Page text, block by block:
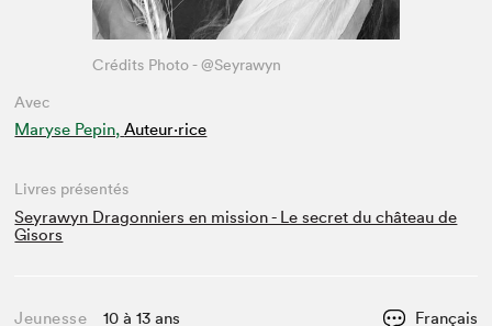
Avec
Maryse Pepin, Auteur·rice
Crédits Photo - @Seyrawyn
Livres présentés
Seyrawyn Dragonniers en mission - Le secret du château de
Gisors
Jeunesse 10 à 13 ans Français